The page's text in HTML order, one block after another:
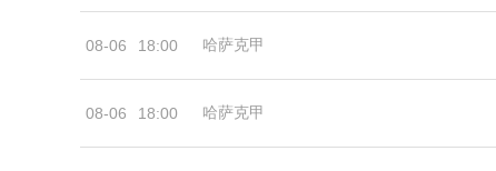
08-06 18:00 哈萨克甲
08-06 18:00 哈萨克甲